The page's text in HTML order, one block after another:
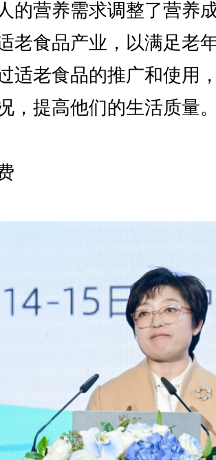
的营养需求调整了营养
老食品产业，以满足老
适老食品的推广和使用
，提高他们的生活质量